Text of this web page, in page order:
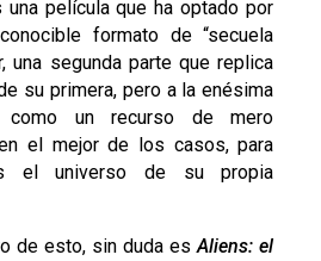
una película que ha optado por
formato de “secuela
una segunda parte que replica
su primera, pero a la enésima
como un recurso de mero
el mejor de los casos, para
el universo de su propia
de esto, sin duda esAliens: el